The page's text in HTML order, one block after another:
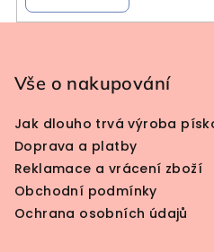
Vše o nakupování
Jak dlouho trvá výroba
Doprava a platby
Reklamace a vrácení zboží
Obchodní podmínky
Ochrana osobních údajů